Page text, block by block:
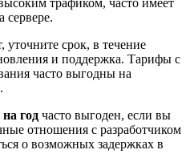
сервере.
срок, в течение
и поддержка. Тарифы с
часто выгодны на
год часто выгоден, если вы
отношения с разработчиком
о возможных задержках в